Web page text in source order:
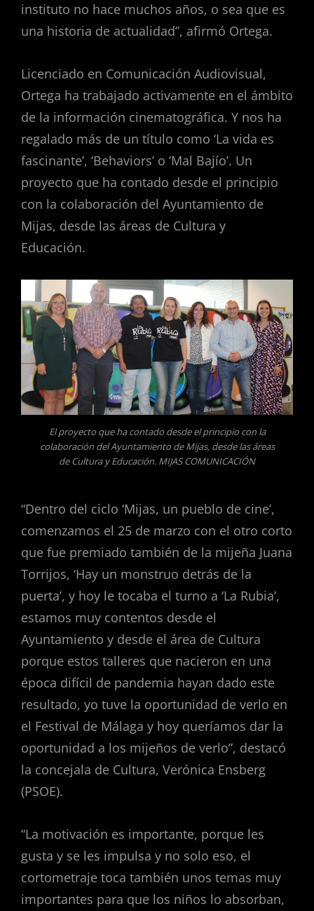
instituto no hace muchos años, o sea que es
una historia de actualidad”, afirmó Ortega.
Licenciado en Comunicación Audiovisual,
Ortega ha trabajado activamente en el ámbito
de la información cinematográfica. Y nos ha
regalado más de un título como ‘La vida es
fascinante’, ‘Behaviors’ o ‘Mal Bajío’. Un
proyecto que ha contado desde el principio
con la colaboración del Ayuntamiento de
Mijas, desde las áreas de Cultura y
Educación.
El proyecto que ha contado desde el principio con la
colaboración del Ayuntamiento de Mijas, desde las áreas
de Cultura y Educación. MIJAS COMUNICACIÓN
“Dentro del ciclo ‘Mijas, un pueblo de cine’,
comenzamos el 25 de marzo con el otro corto
que fue premiado también de la mijeña Juana
Torrijos, ‘Hay un monstruo detrás de la
puerta’, y hoy le tocaba el turno a ‘La Rubia’,
estamos muy contentos desde el
Ayuntamiento y desde el área de Cultura
porque estos talleres que nacieron en una
época difícil de pandemia hayan dado este
resultado, yo tuve la oportunidad de verlo en
el Festival de Málaga y hoy queríamos dar la
oportunidad a los mijeños de verlo”, destacó
la concejala de Cultura, Verónica Ensberg
(PSOE).
“La motivación es importante, porque les
gusta y se les impulsa y no solo eso, el
cortometraje toca también unos temas muy
importantes para que los niños lo absorban,